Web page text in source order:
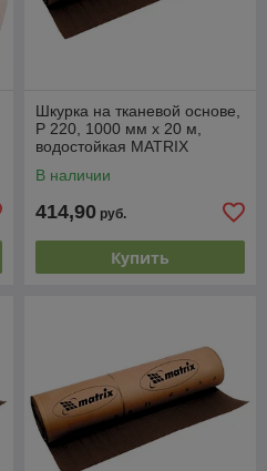
Шкурка на тканевой основе,
P 220, 1000 мм х 20 м,
водостойкая MATRIX
В наличии
414,90 руб.
Купить